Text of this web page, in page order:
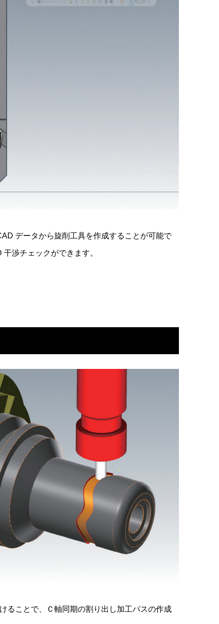
データから旋削工具を作成することが可能で
渉チェックができます。
ることで、Ｃ軸同期の割り出し加工パスの作成